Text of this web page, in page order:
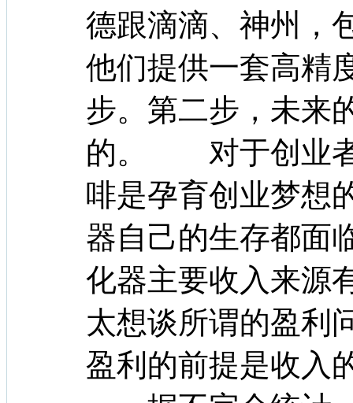
德跟滴滴、神州，
他们提供一套高精
步。第二步，未来
的。 对于创业者
啡是孕育创业梦想
器自己的生存都面
化器主要收入来源
太想谈所谓的盈利
盈利的前提是收入